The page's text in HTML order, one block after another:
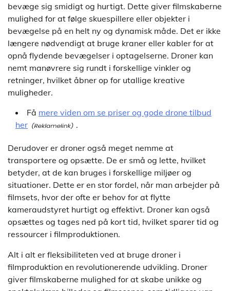
bevæge sig smidigt og hurtigt. Dette giver filmskaberne
mulighed for at følge skuespillere eller objekter i
bevægelse på en helt ny og dynamisk måde. Det er ikke
længere nødvendigt at bruge kraner eller kabler for at
opnå flydende bevægelser i optagelserne. Droner kan
nemt manøvrere sig rundt i forskellige vinkler og
retninger, hvilket åbner op for utallige kreative
muligheder.
Få mere viden om se priser og gode drone tilbud
her
.
Derudover er droner også meget nemme at
transportere og opsætte. De er små og lette, hvilket
betyder, at de kan bruges i forskellige miljøer og
situationer. Dette er en stor fordel, når man arbejder på
filmsets, hvor der ofte er behov for at flytte
kameraudstyret hurtigt og effektivt. Droner kan også
opsættes og tages ned på kort tid, hvilket sparer tid og
ressourcer i filmproduktionen.
Alt i alt er fleksibiliteten ved at bruge droner i
filmproduktion en revolutionerende udvikling. Droner
giver filmskaberne mulighed for at skabe unikke og